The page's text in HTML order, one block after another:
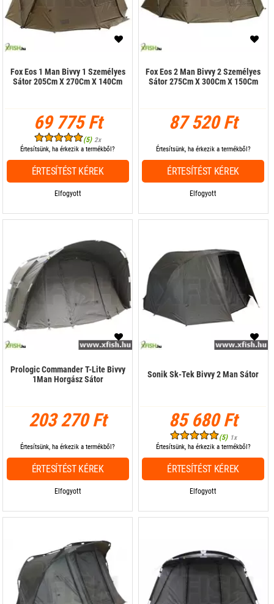
Fox Eos 1 Man Bivvy 1 Személyes
Sátor 205Cm X 270Cm X 140Cm
69 775 Ft
(5) 2x
Elfogyott
Értesítsünk, ha érkezik a termékből?
ÉRTESÍTÉST KÉREK
Fox Eos 2 Man Bivvy 2 Személyes
Sátor 275Cm X 300Cm X 150Cm
87 520 Ft
Elfogyott
Értesítsünk, ha érkezik a termékből?
ÉRTESÍTÉST KÉREK
Prologic Commander T-Lite Bivvy
1Man Horgász Sátor
203 270 Ft
Elfogyott
Értesítsünk, ha érkezik a termékből?
ÉRTESÍTÉST KÉREK
Sonik Sk-Tek Bivvy 2 Man Sátor
85 680 Ft
(5) 1x
Elfogyott
Értesítsünk, ha érkezik a termékből?
ÉRTESÍTÉST KÉREK